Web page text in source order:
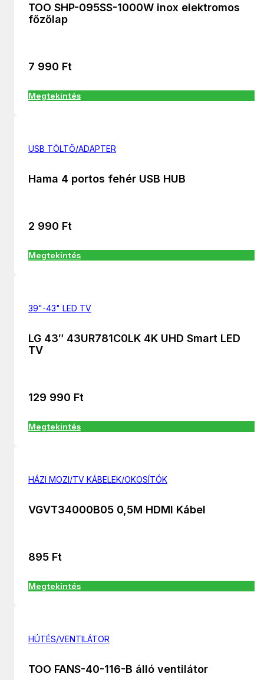
TOO SHP-095SS-1000W inox elektromos
főzőlap
7 990 Ft
Megtekintés
USB TÖLTŐ/ADAPTER
Hama 4 portos fehér USB HUB
2 990 Ft
Megtekintés
39"-43" LED TV
LG 43″ 43UR781C0LK 4K UHD Smart LED
TV
129 990 Ft
Megtekintés
HÁZI MOZI/TV KÁBELEK/OKOSÍTÓK
VGVT34000B05 0,5M HDMI Kábel
895 Ft
Megtekintés
HÚTÉS/VENTILÁTOR
TOO FANS-40-116-B álló ventilátor